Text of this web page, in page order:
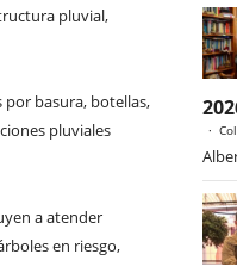
pluvial,
por basura, botellas,
pluviales
a atender
en riesgo,